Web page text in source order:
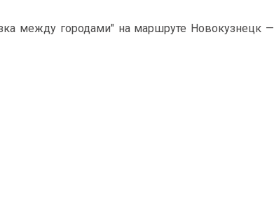
между городами" на маршруте Новокузнецк —